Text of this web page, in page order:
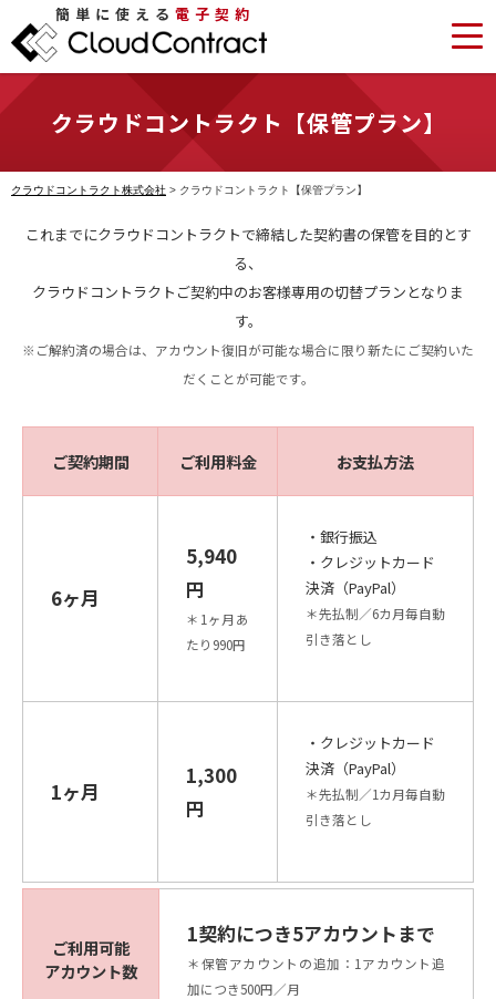
簡単に使える 電子契約
クラウドコントラクト【保管プラン】
クラウドコントラクト株式会社 > クラウドコントラクト【保管プラン】
これまでにクラウドコントラクトで締結した契約書の保管を目的とす
る、
クラウドコントラクトご契約中のお客様専用の切替プランとなりま
す。
※ご解約済の場合は、アカウント復旧が可能な場合に限り新たにご契約いた
だくことが可能です。
ご契約期間 ご利用料金 お支払方法
6ヶ月
5,940
円
＊1ヶ月あ
たり990円
・銀行振込
・クレジットカード
決済（PayPal）
＊先払制／6カ月毎自動
引き落とし
1ヶ月
1,300
円
・クレジットカード
決済（PayPal）
＊先払制／1カ月毎自動
引き落とし
ご利用可能
アカウント数
1契約につき5アカウントまで
＊保管アカウントの追加：1アカウント追
加につき500円／月